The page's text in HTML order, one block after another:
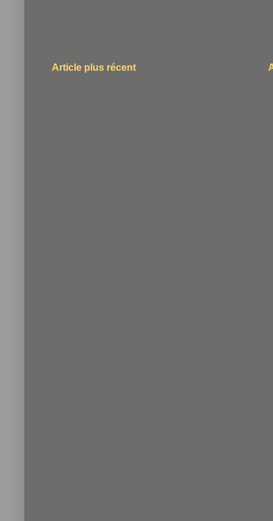
Article plus récent